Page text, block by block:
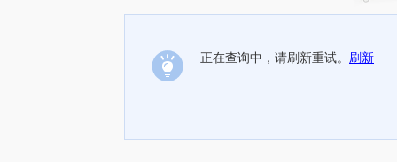
正在查询中，请刷新重试。 刷新